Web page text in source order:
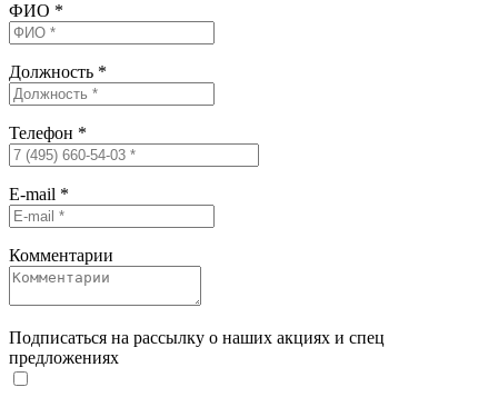
ФИО *
Должность *
Телефон *
E-mail *
Комментарии
Подписаться на рассылку о наших акциях и спец
предложениях